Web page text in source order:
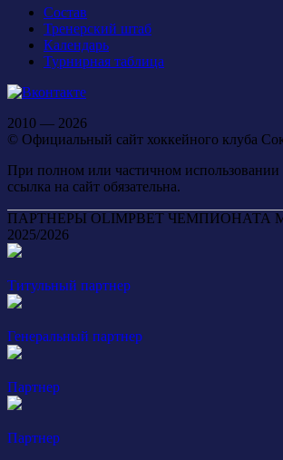
Состав
Тренерский штаб
Календарь
Турнирная таблица
2010 — 2026
© Официальный сайт хоккейного клуба
При полном или частичном использовании
ссылка на сайт обязательна.
ПАРТНЕРЫ OLIMPBET ЧЕМПИОНАТА
2025/2026
Титульный партнер
Генеральный партнер
Партнер
Партнер